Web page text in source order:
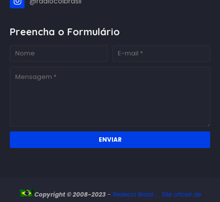
Preencha o Formulário
Copyright © 2008-2023- Redecol Brasil .:. Site oficial de